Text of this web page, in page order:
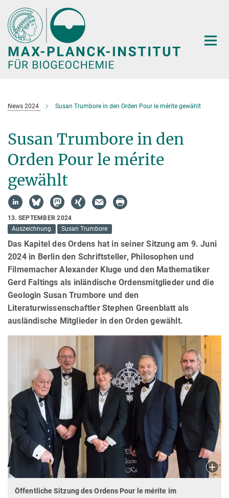
Hauptinhalt
News 2024 Susan Trumbore in den Orden Pour le mérite gewählt
Susan Trumbore in den
Orden Pour le mérite
gewählt
13. SEPTEMBER 2024
Auszeichnung
Susan Trumbore
Das Kapitel des Ordens hat in seiner Sitzung am 9. Juni
2024 in Berlin den Schriftsteller, Philosophen und
Filmemacher Alexander Kluge und den Mathematiker
Gerd Faltings als inländische Ordensmitglieder und die
Geologin Susan Trumbore und den
Literaturwissenschaftler Stephen Greenblatt als
ausländische Mitglieder in den Orden gewählt.
Öffentliche Sitzung des Ordens Pour le mérite im